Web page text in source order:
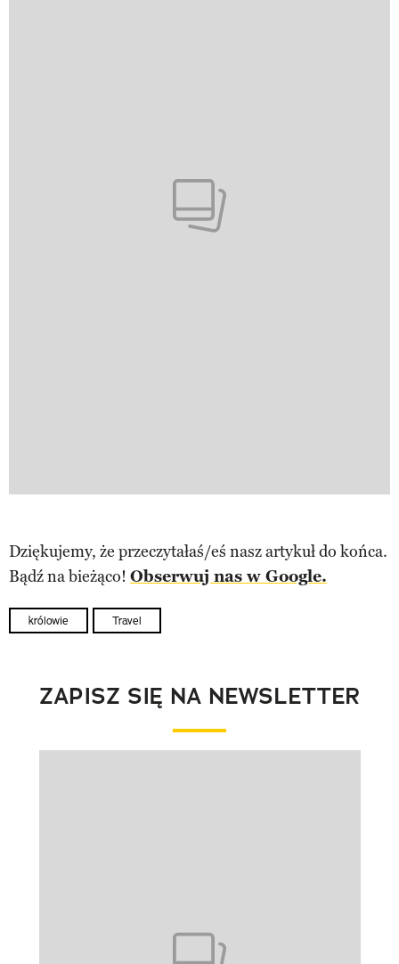
Dziękujemy, że przeczytałaś/eś nasz artykuł do końca.
Bądź na bieżąco! Obserwuj nas w Google.
królowie Travel
ZAPISZ SIĘ NA NEWSLETTER